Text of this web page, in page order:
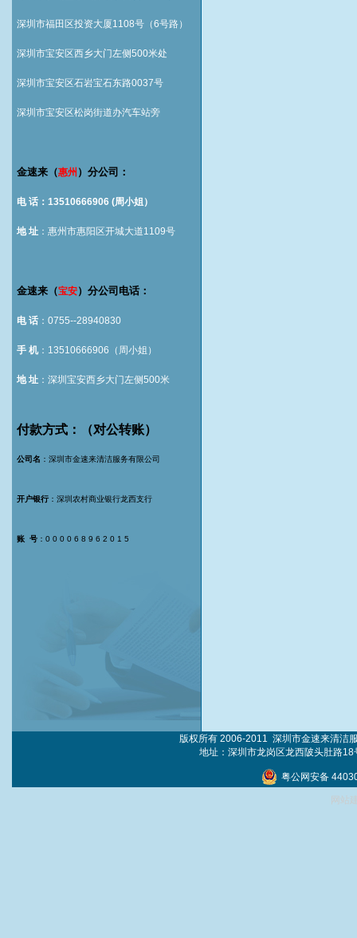
深圳市福田区投资大厦1108号（6号路）
深圳市宝安区西乡大门左侧500米处
深圳市宝安区石岩宝石东路0037号
深圳市宝安区松岗街道办汽车站旁
金速来（惠州 ）分公司：
电 话：13510666906 (周小姐）
地 址 ：惠州市惠阳区开城大道1109号
金速来（宝安）分公司电话：
电 话 ：0755--28940830
手 机 ：13510666906（周小姐）
地 址 ：深圳宝安西乡大门左侧500米
付款方式：（对公转账）
公司名 ：深圳市金速来清洁服务有限公司
开户银行 ：深圳农村商业银行龙西支行
账 号 ：0 0 0 0 6 8 9 6 2 0 1 5
版权所有 2006-2011 深圳市金速来清洁
地址：深圳市龙岗区龙西陂头肚路
粤公网安备
网站